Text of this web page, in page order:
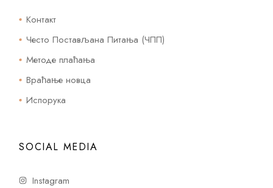
Контакт
Често Постављана Питања (ЧПП)
Методе плаћања
Враћање новца
Испорука
SOCIAL MEDIA
Instagram